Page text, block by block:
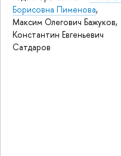
Борисовна Пименова,
Максим Олегович Бажуков,
Константин Евгеньевич
Сатдаров